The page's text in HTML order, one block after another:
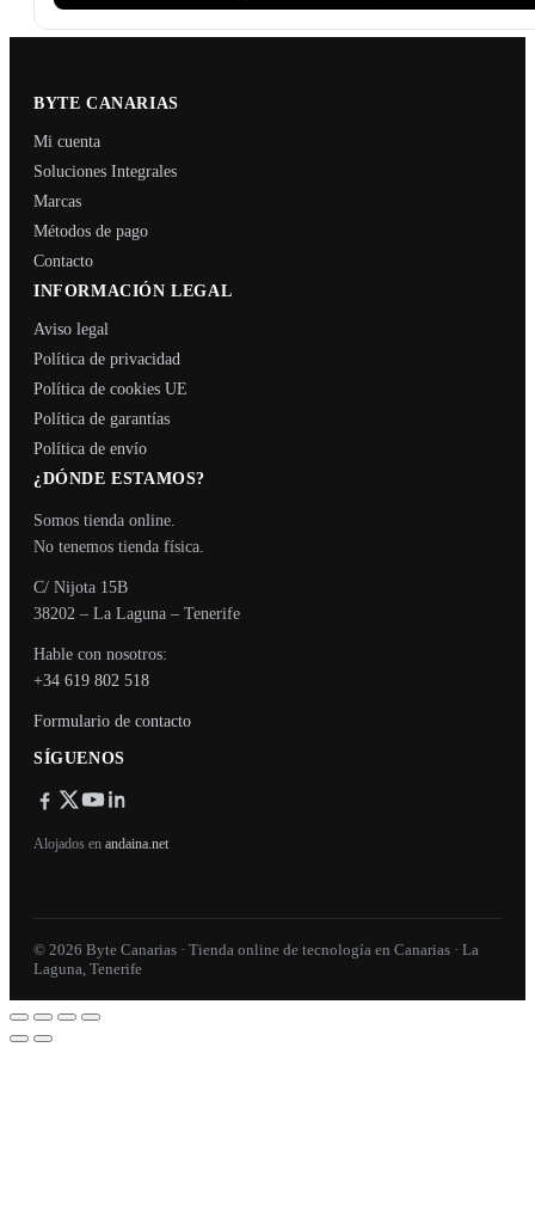
BYTE CANARIAS
Mi cuenta
Soluciones Integrales
Marcas
Métodos de pago
Contacto
INFORMACIÓN LEGAL
Aviso legal
Política de privacidad
Política de cookies UE
Política de garantías
Política de envío
¿DÓNDE ESTAMOS?
Somos tienda online.
No tenemos tienda física.
C/ Nijota 15B
38202 – La Laguna – Tenerife
Hable con nosotros:
+34 619 802 518
Formulario de contacto
SÍGUENOS
Alojados en andaina.net
© 2026 Byte Canarias · Tienda online de tecnología en Canarias · La
Laguna, Tenerife